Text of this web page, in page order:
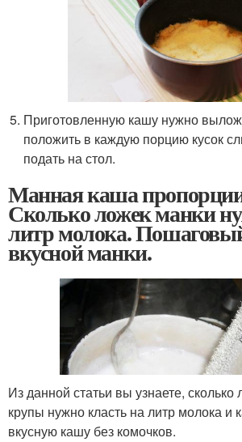
Приготовленную кашу нужно
положить в каждую порцию кусок
подать на стол.
Манная каша
Сколько ложек манки
литр молока.
вкусной манки.
Из данной статьи вы узнаете,
крупы нужно класть на литр молока и
вкусную кашу без комочков.